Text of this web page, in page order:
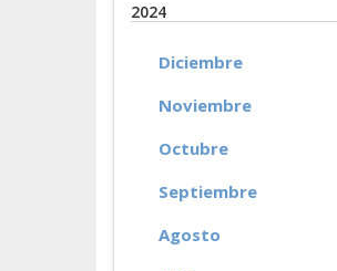
2024
Diciembre
Noviembre
Octubre
Septiembre
Agosto